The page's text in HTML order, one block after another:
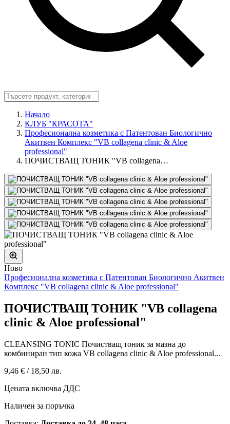
Начало
КЛУБ "КРАСОТА"
Професионална козметика с Патентован Биологично
Акитвен Комплекс "VB collagena clinic & Aloe
professional"
ПОЧИСТВАЩ ТОНИК "VB collagena…
Ново
Професионална козметика с Патентован Биологично Акитвен
Комплекс "VB collagena clinic & Aloe professional"
ПОЧИСТВАЩ ТОНИК "VB collagena
clinic & Aloe professional"
CLEANSING TONIC Почистващ тоник за мазна до
комбиниран тип кожа VB collagena clinic & Aloe professional...
9,46 € / 18,50 лв.
Цената включва ДДС
Наличен за поръчка